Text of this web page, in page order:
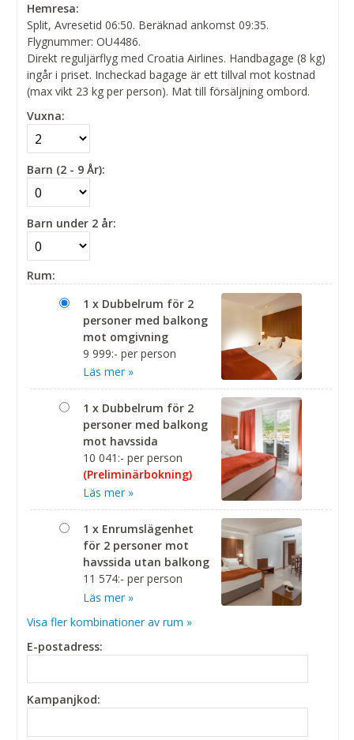
Hemresa:
Split, Avresetid 06:50. Beräknad ankomst 09:35.
Flygnummer: OU4486.
Direkt reguljärflyg med Croatia Airlines. Handbagage (8 kg)
ingår i priset. Incheckad bagage är ett tillval mot kostnad
(max vikt 23 kg per person). Mat till försäljning ombord.
Vuxna:
Barn (2 - 9 År):
Barn under 2 år:
Rum:
1 x Dubbelrum för 2
personer med balkong
mot omgivning
9 999:- per person
Läs mer »
1 x Dubbelrum för 2
personer med balkong
mot havssida
10 041:- per person
(Preliminärbokning)
Läs mer »
1 x Enrumslägenhet
för 2 personer mot
havssida utan balkong
11 574:- per person
Läs mer »
Visa fler kombinationer av rum »
E-postadress:
Kampanjkod: